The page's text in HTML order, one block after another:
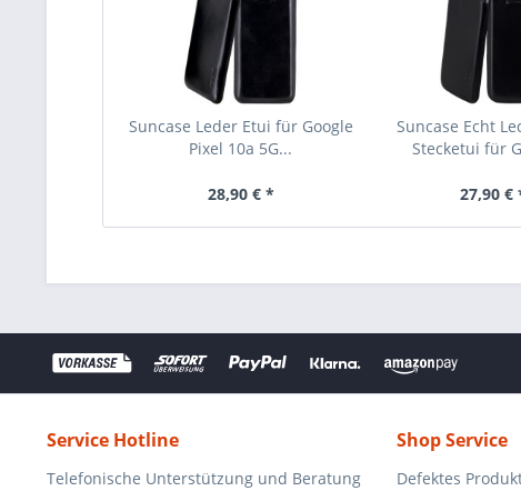
Suncase Leder Etui für Google
Pixel 10a 5G...
28,90 € *
Suncase Echt
Stecketui für
27,90 €
Service Hotline
Telefonische Unterstützung und Beratung
Shop Service
Defektes